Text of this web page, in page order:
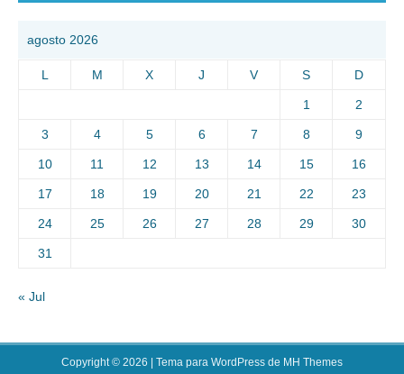
agosto 2026
L M X J V S D
1 2
3 4 5 6 7 8 9
10 11 12 13 14 15 16
17 18 19 20 21 22 23
24 25 26 27 28 29 30
31
« Jul
Copyright © 2026 | Tema para WordPress de MH Themes